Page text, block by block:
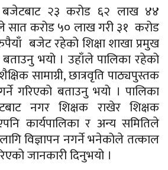
बजेटबाट २३ करोड ६२ लाख ४४
सात करोड ५० लाख गरी ३१ करोड
बजेट रहेको शिक्षा शाखा प्रमुख
भयो । उहाँले पालिका रहेको
सामाग्री, छात्रवृति पाठ्यपुस्तक
गरिएको बताउनु भयो । पालिका
नगर शिक्षक राखेर शिक्षक
कार्यपालिका र अन्य समितिले
विज्ञापन नगर्ने भनेकोले तत्काल
जानकारी दिनुभयो ।